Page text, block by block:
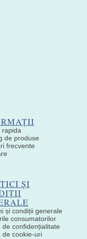
rapida
de produse
frecvente
ȘI
și condiții generale
consumatorilor
de confidențialitate
de cookie-uri